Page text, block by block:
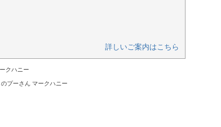
詳しいご案内はこちら
クハニー
プーさん マークハニー